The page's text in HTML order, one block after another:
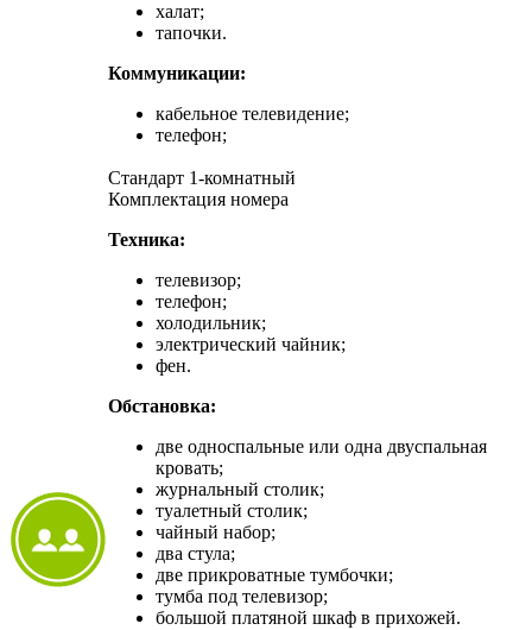
халат;
тапочки.
Коммуникации:
кабельное телевидение;
телефон;
Стандарт 1-комнатный
Комплектация номера
Техника:
телевизор;
телефон;
холодильник;
электрический чайник;
фен.
Обстановка:
две односпальные или одна двуспальная
кровать;
журнальный столик;
туалетный столик;
чайный набор;
два стула;
две прикроватные тумбочки;
тумба под телевизор;
большой платяной шкаф в прихожей.